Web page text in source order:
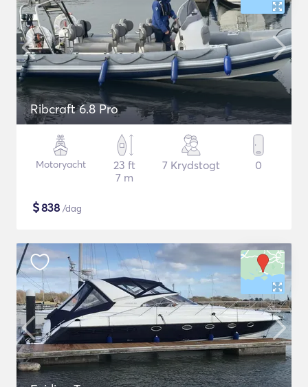
Ribcraft 6.8 Pro
Motoryacht
23 ft
7 m
7 Krydstogt 0
$838 /dag